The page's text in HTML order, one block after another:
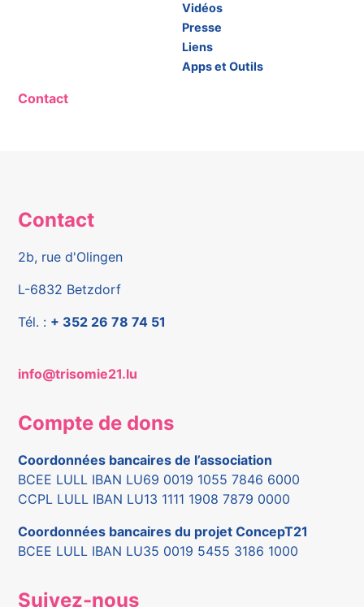
Vidéos
Presse
Liens
Apps et Outils
Contact
Contact
2b, rue d'Olingen
L-6832 Betzdorf
Tél. : + 352 26 78 74 51
info@trisomie21.lu
Compte de dons
Coordonnées bancaires de l’association
BCEE LULL IBAN LU69 0019 1055 7846 6000
CCPL LULL IBAN LU13 1111 1908 7879 0000
Coordonnées bancaires du projet ConcepT21
BCEE LULL IBAN LU35 0019 5455 3186 1000
Suivez-nous